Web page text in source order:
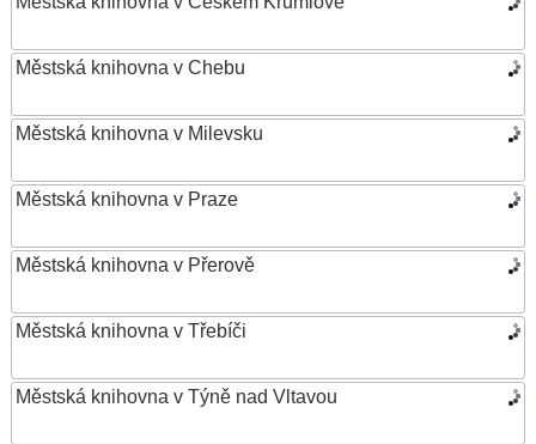
Městská knihovna v Chebu
Městská knihovna v Milevsku
Městská knihovna v Praze
Městská knihovna v Přerově
Městská knihovna v Třebíči
Městská knihovna v Týně nad Vltavou